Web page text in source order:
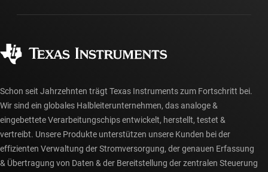
myTI-Konto FAQs
Häufig gestellte Fragen zu Bestellungen
Schon seit Jahrzehnten trägt Texas Instruments zum Fortschritt bei.
Wir sind ein globales Halbleiterunternehmen, das analoge &
eingebettete Verarbeitungschips entwickelt, herstellt, testet &
vertreibt. Unsere Produkte unterstützen unsere Kunden bei der
effizienten Verwaltung der Stromversorgung, der genauen Erfassung
& Übertragung von Daten & der Bereitstellung der zentralen Steuerung